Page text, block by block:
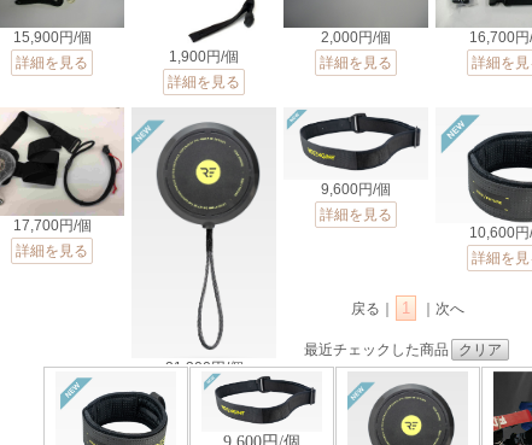
15,900円/個
詳細を見る
1,900円/個
詳細を見る
2,000円/個
詳細を見る
16,700円
詳細を
17,700円/個
詳細を見る
21,300円/個
詳細を見る
9,600円/個
詳細を見る
10,600円
詳細を
戻る｜ 1 ｜次へ
最近チェックした商品 クリア